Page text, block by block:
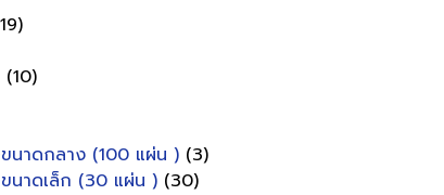
(10)
ขนาดกลาง (100 แผ่น ) (3)
ขนาดเล็ก (30 แผ่น ) (30)